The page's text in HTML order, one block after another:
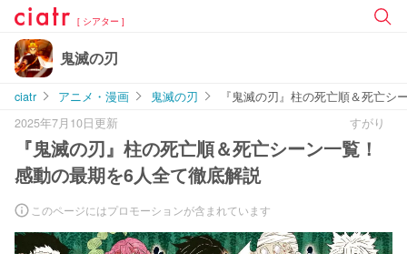
[ シアター ]
鬼滅の刃
ciatr アニメ・漫画 鬼滅の刃
『鬼滅の刃』柱の死亡順＆死亡
2025年7月10日更新
すがり
『鬼滅の刃』柱の死亡順＆死亡シーン一覧！
感動の最期を6人全て徹底解説
このページにはプロモーションが含まれています